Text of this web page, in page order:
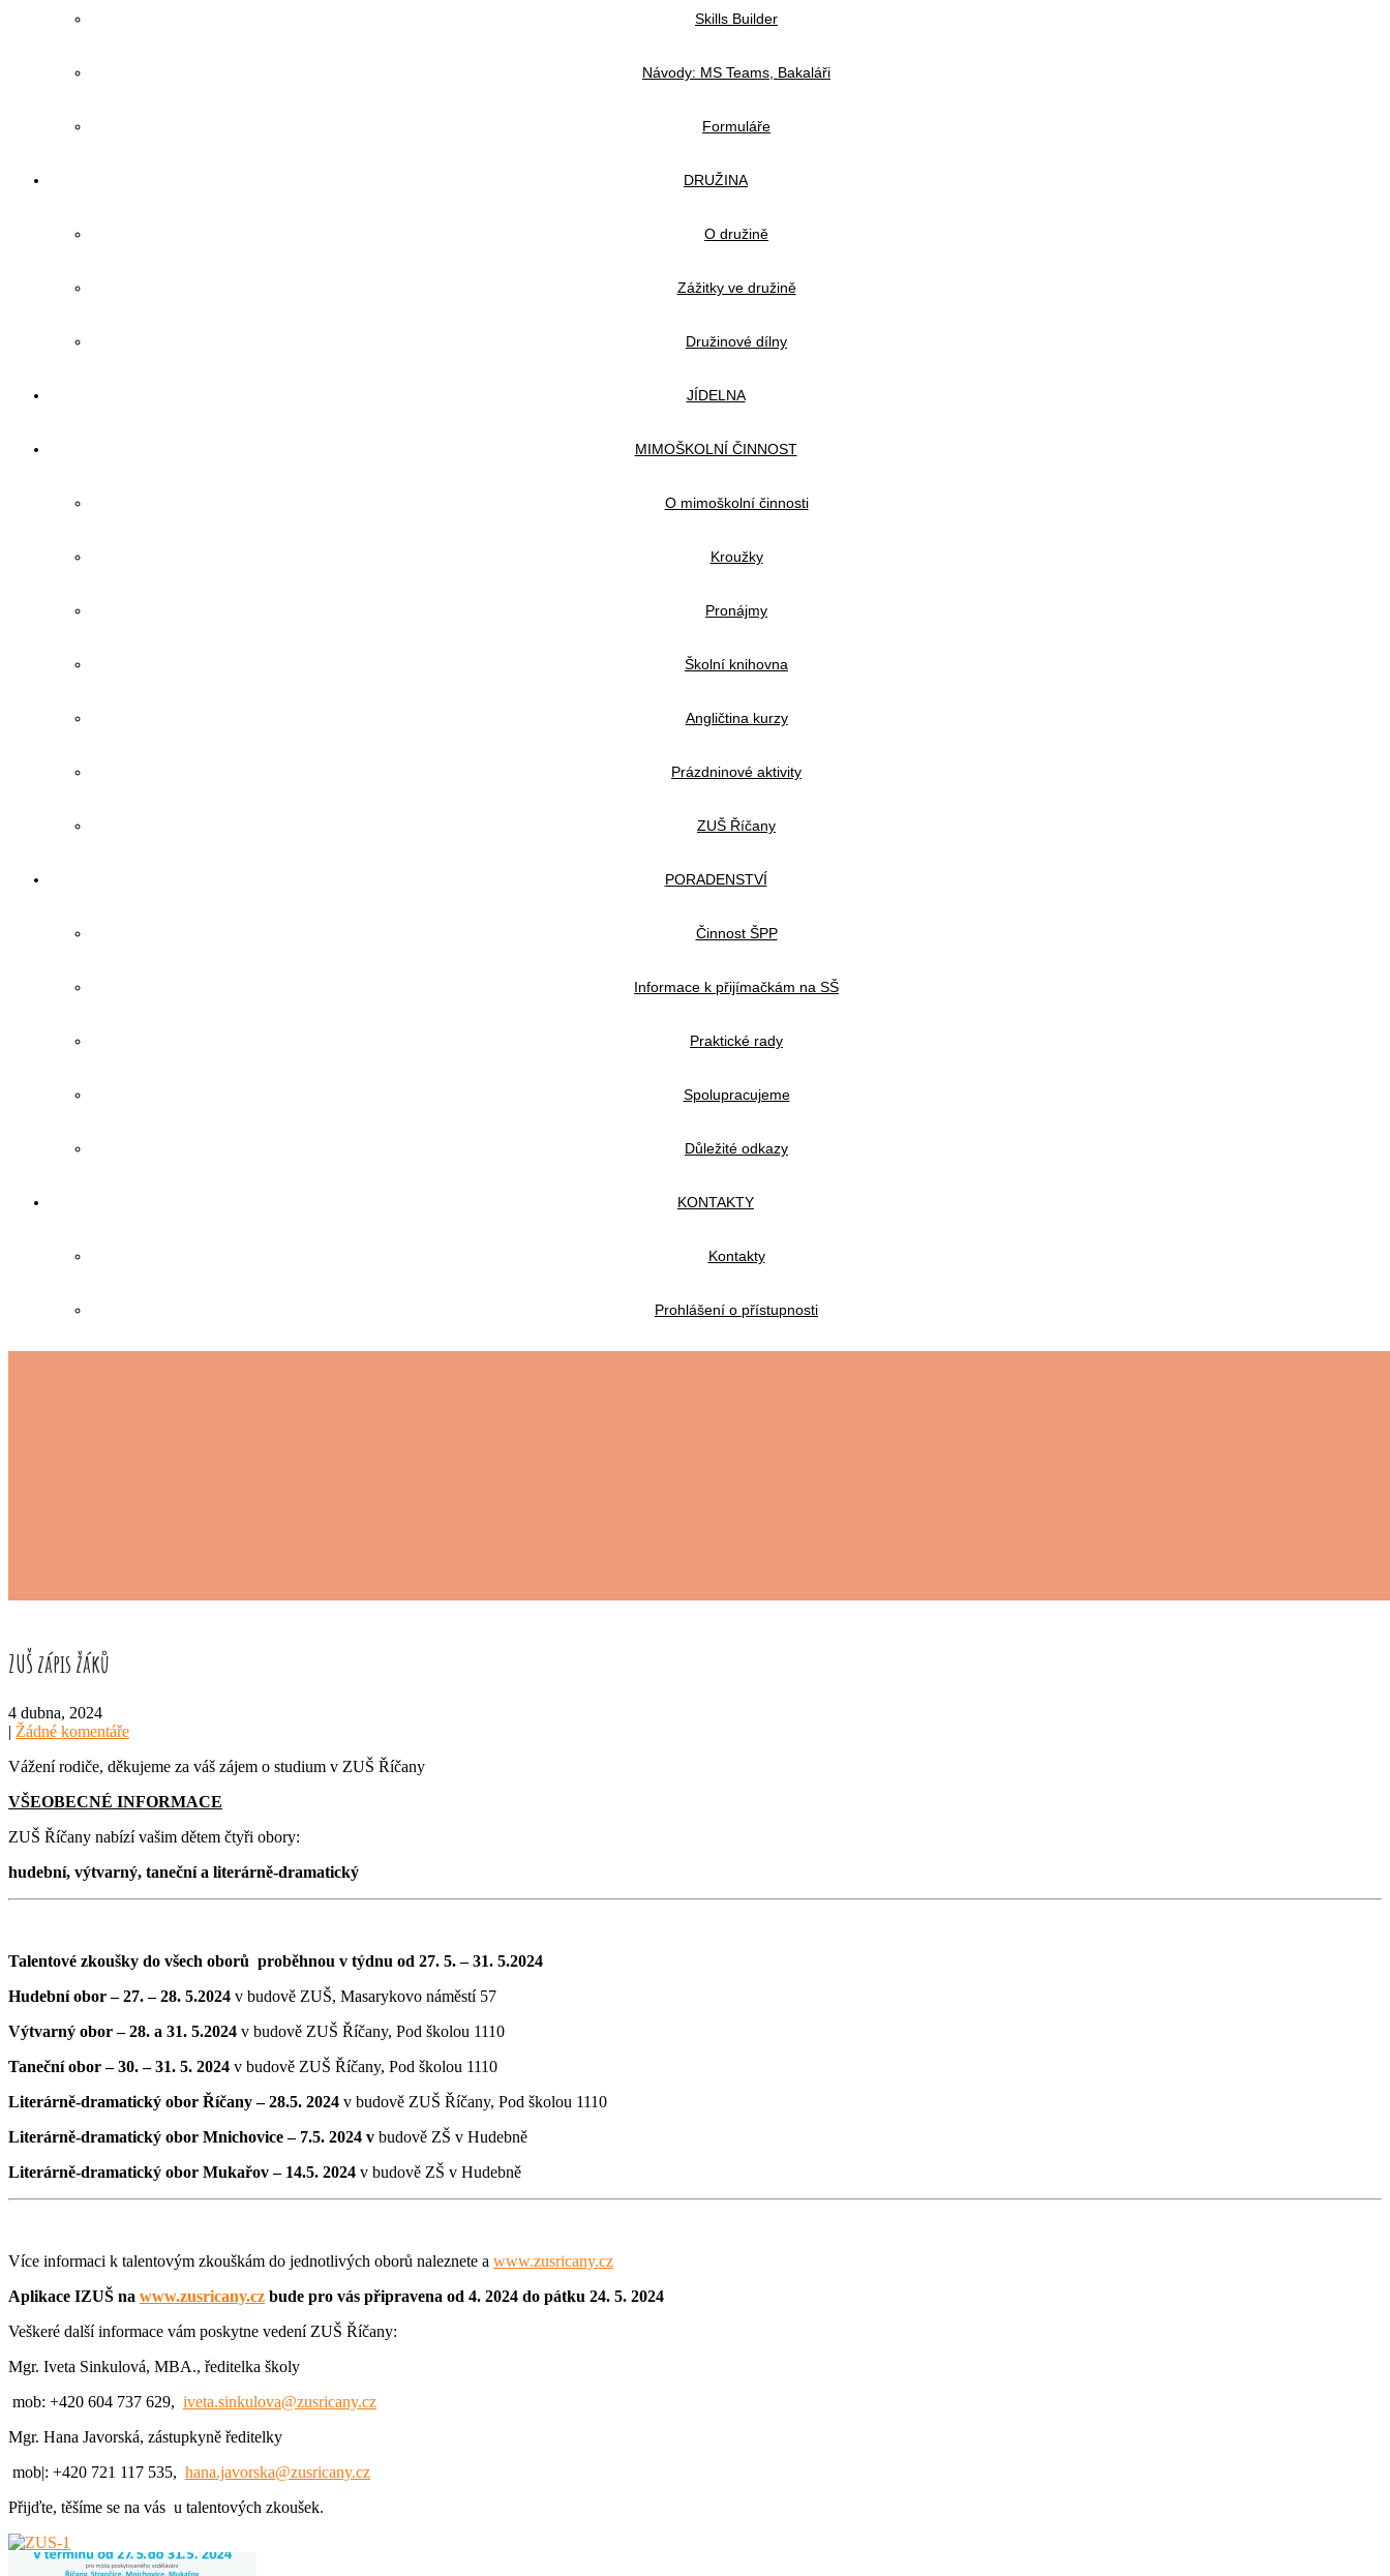
Skills Builder
Návody: MS Teams, Bakaláři
Formuláře
DRUŽINA
O družině
Zážitky ve družině
Družinové dílny
JÍDELNA
MIMOŠKOLNÍ ČINNOST
O mimoškolní činnosti
Kroužky
Pronájmy
Školní knihovna
Angličtina kurzy
Prázdninové aktivity
ZUŠ Říčany
PORADENSTVÍ
Činnost ŠPP
Informace k přijímačkám na SŠ
Praktické rady
Spolupracujeme
Důležité odkazy
KONTAKTY
Kontakty
Prohlášení o přístupnosti
ZUŠ zápis žáků
4 dubna, 2024
| Žádné komentáře
Vážení rodiče, děkujeme za váš zájem o studium v ZUŠ Říčany
VŠEOBECNÉ INFORMACE
ZUŠ Říčany nabízí vašim dětem čtyři obory:
hudební, výtvarný, taneční a literárně-dramatický
Talentové zkoušky do všech oborů proběhnou v týdnu od 27. 5. – 31. 5.2024
Hudební obor – 27. – 28. 5.2024 v budově ZUŠ, Masarykovo náměstí 57
Výtvarný obor – 28. a 31. 5.2024 v budově ZUŠ Říčany, Pod školou 1110
Taneční obor – 30. – 31. 5. 2024 v budově ZUŠ Říčany, Pod školou 1110
Literárně-dramatický obor Říčany – 28.5. 2024 v budově ZUŠ Říčany, Pod školou 1110
Literárně-dramatický obor Mnichovice – 7.5. 2024 v budově ZŠ v Hudebně
Literárně-dramatický obor Mukařov – 14.5. 2024 v budově ZŠ v Hudebně
Více informaci k talentovým zkouškám do jednotlivých oborů naleznete a www.zusricany.cz
Aplikace IZUŠ na www.zusricany.cz bude pro vás připravena od 4. 2024 do pátku 24. 5. 2024
Veškeré další informace vám poskytne vedení ZUŠ Říčany:
Mgr. Iveta Sinkulová, MBA., ředitelka školy
mob: +420 604 737 629, iveta.sinkulova@zusricany.cz
Mgr. Hana Javorská, zástupkyně ředitelky
mob|: +420 721 117 535, hana.javorska@zusricany.cz
Přijďte, těšíme se na vás u talentových zkoušek.